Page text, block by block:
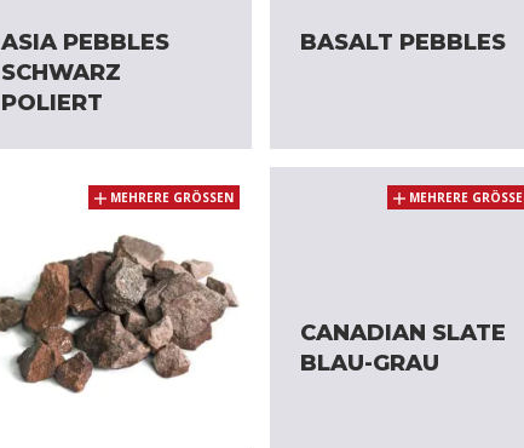
ASIA PEBBLES
SCHWARZ
POLIERT
BASALT PEBBLES
MEHRERE GRÖSSEN
CANADIAN SLATE
BLAU-GRAU
MEHRERE GRÖSSEN